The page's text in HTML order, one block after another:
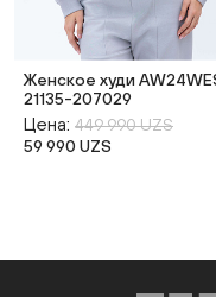
Женское худи
21135-207029
Цена: 449 990 UZS
59 990 UZS